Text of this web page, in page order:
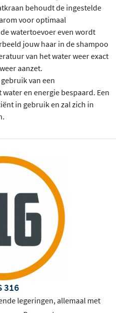
behoudt de ingestelde
voor optimaal
watertoevoer even wordt
jouw haar in de shampoo
van het water weer exact
aanzet.
van een
en energie bespaard. Een
in gebruik en zal zich in
316
legeringen, allemaal met